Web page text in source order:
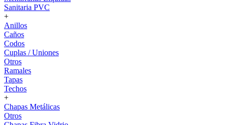
Sanitaria PVC
+
Anillos
Caños
Codos
Cuplas / Uniones
Otros
Ramales
Tapas
Techos
+
Chapas Metálicas
Otros